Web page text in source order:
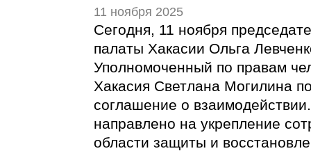
11 ноября 2025
Сегодня, 11 ноября
палаты Хакасии Ольга
Уполномоченный по правам
Хакасия Светлана Могилина
соглашение о
направлено на укрепление
области защиты и